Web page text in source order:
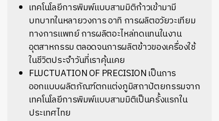
เทคโนโลยีการพิมพ์แบบสามมิติก้าวเข้ามามี
บทบาทในหลายวงการ อาทิ การผลิตอวัยวะเทียม
ทางการแพทย์ การผลิตอะไหล่ทดแทนในงาน
อุตสาหกรรม ตลอดจนการผลิตข้าวของเครื่องใช้
ในชีวิตประจำวันที่เราคุ้นเคย
FLUCTUATION OF PRECISION เป็นการ
ออกแบบผลิตภัณฑ์ตกแต่งภูมิสถาปัตยกรรมจาก
เทคโนโลยีการพิมพ์แบบสามมิติเป็นครั้งแรกใน
ประเทศไทย